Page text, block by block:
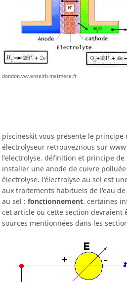
dondon.vvv.enseirb-matmeca.fr
piscineskit vous présente le
électrolyseur retrouveznous sur
l'electrolyse. définition et principe
installer une anode de cuivre
électrolyse. l'électrolyse au sel est
aux traitements habituels de l'eau
au sel :fonctionnement. certaines
cet article ou cette section devraient
sources mentionnées dans les